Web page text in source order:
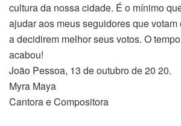
cultura da nossa cidade. É o mínimo
ajudar aos meus seguidores que votam
a decidirem melhor seus votos. O
acabou!
João Pessoa, 13 de outubro de 20 20.
Myra Maya
Cantora e Compositora